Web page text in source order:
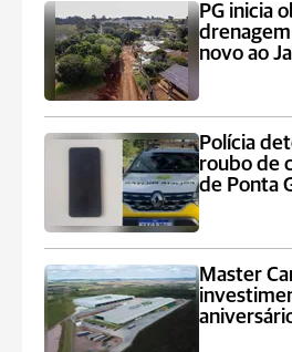
PG inicia
novo ao
Polícia
roubo de
de Ponta
Master